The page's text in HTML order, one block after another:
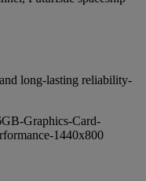
long-lasting reliability-